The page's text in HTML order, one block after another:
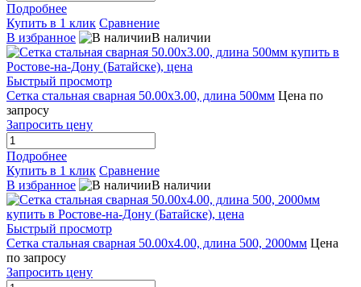
Подробнее
Купить в 1 клик Сравнение
В избранное
В наличии
Быстрый просмотр
Сетка стальная сварная 50.00x3.00, длина 500мм Цена по
запросу
Запросить цену
Подробнее
Купить в 1 клик Сравнение
В избранное
В наличии
Быстрый просмотр
Сетка стальная сварная 50.00x4.00, длина 500, 2000мм Цена
по запросу
Запросить цену